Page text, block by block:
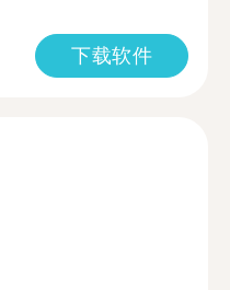
下载软件